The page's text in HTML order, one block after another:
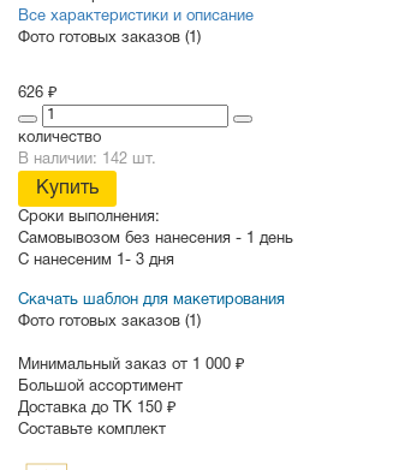
Все характеристики и описание
Фото готовых заказов (1)
626 ₽
количество
В наличии: 142 шт.
Купить
Сроки выполнения:
Самовывозом без нанесения - 1 день
С нанесеним 1- 3 дня
Скачать шаблон для макетирования
Фото готовых заказов (1)
Минимальный заказ от 1 000 ₽
Большой ассортимент
Доставка до ТК 150 ₽
Составьте комплект